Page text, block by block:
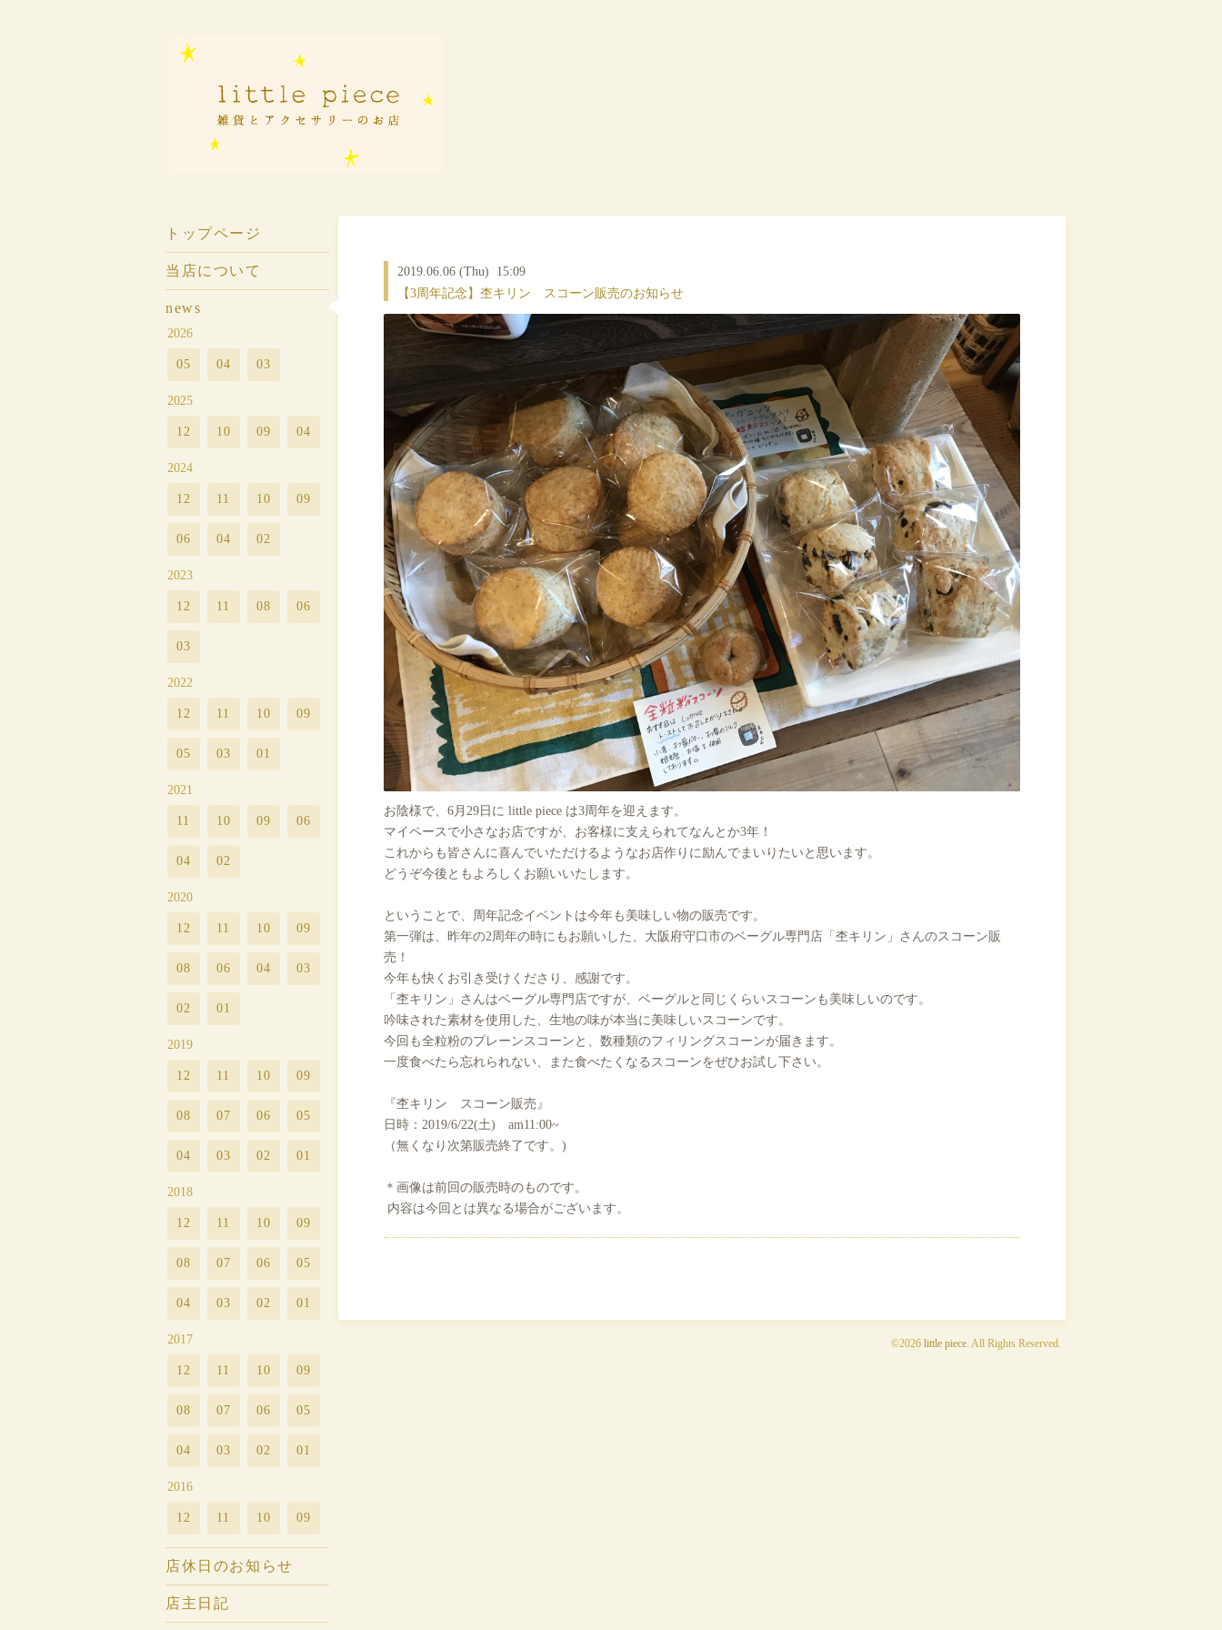
2019.06.06 (Thu) 15:09
【3周年記念】杢キリン スコーン販売のお知らせ
お陰様で、6月29日に little piece は3周年を迎えます。
マイペースで小さなお店ですが、お客様に支えられてなんとか3年！
これからも皆さんに喜んでいただけるようなお店作りに励んでまいりたいと思います。
どうぞ今後ともよろしくお願いいたします。
ということで、周年記念イベントは今年も美味しい物の販売です。
第一弾は、昨年の2周年の時にもお願いした、大阪府守口市のベーグル専門店「杢キリン」さんのスコーン販
売！
今年も快くお引き受けくださり、感謝です。
「杢キリン」さんはベーグル専門店ですが、ベーグルと同じくらいスコーンも美味しいのです。
吟味された素材を使用した、生地の味が本当に美味しいスコーンです。
今回も全粒粉のプレーンスコーンと、数種類のフィリングスコーンが届きます。
一度食べたら忘れられない、また食べたくなるスコーンをぜひお試し下さい。
『杢キリン スコーン販売』
日時：2019/6/22(土) am11:00~
（無くなり次第販売終了です。)
＊画像は前回の販売時のものです。
内容は今回とは異なる場合がございます。
©2026 little piece . All Rights Reserved.
トップページ
当店について
news
2026
05 04 03
2025
12 10 09 04
2024
12 11 10 09
06 04 02
2023
12 11 08 06
03
2022
12 11 10 09
05 03 01
2021
11 10 09 06
04 02
2020
12 11 10 09
08 06 04 03
02 01
2019
12 11 10 09
08 07 06 05
04 03 02 01
2018
12 11 10 09
08 07 06 05
04 03 02 01
2017
12 11 10 09
08 07 06 05
04 03 02 01
2016
12 11 10 09
店休日のお知らせ
店主日記